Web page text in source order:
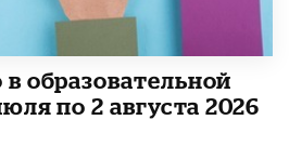
образовательной
по 2 августа 2026